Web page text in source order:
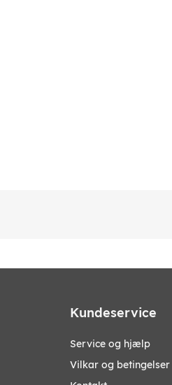
Kundeservice
Service og hjælp
Vilkar og betingelser